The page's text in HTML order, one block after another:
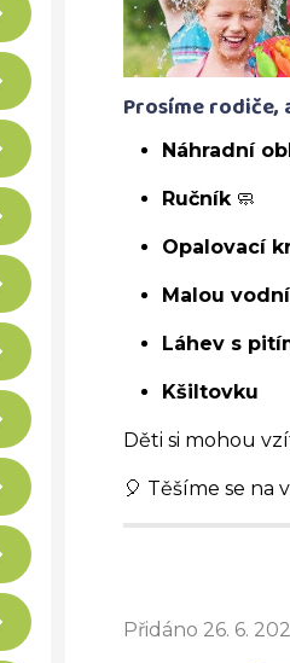
Prosíme
Náhradní
Ručník🧼
Opalovací
Malou
Láhev s
Kšiltovku
Děti si mohou
🎈 Těšíme se na
Přidáno 26. 6.